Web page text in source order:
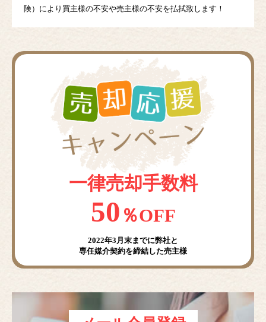
険）により買主様の不安や売主様の不安を払拭致します！
一律売却手数料
50 ％OFF
2022年3月末までに弊社と
専任媒介契約を締結した売主様